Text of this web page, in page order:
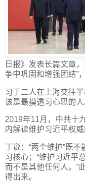
日报》发表长篇文章
争中巩固和增强团结”
习丁二人在上海交往
该是最摸透习心思的人
2019年11月，中共十
内解读维护习近平权威
丁说：“两个维护”既
习核心；“维护习近平
而不是其他任何人。”
得出来。